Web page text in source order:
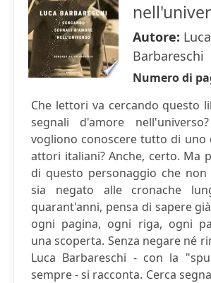
Autore: Luca
Barbareschi
Numero di
Che lettori va cercando questo
segnali d'amore
vogliono conoscere tutto di uno
attori italiani? Anche, certo. Ma
di questo personaggio che
sia negato alle cronache
quarant'anni, pensa di sapere
ogni pagina, ogni riga, ogni
una scoperta. Senza negare né
Luca Barbareschi - con la
sempre - si racconta. Cerca